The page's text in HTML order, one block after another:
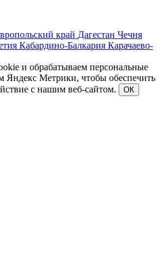
край Дагестан Чечня
Кабардино-Балкария Карачаево-
и обрабатываем персональные
Яндекс Метрики, чтобы обеспечить
с нашим веб-сайтом.
ОК